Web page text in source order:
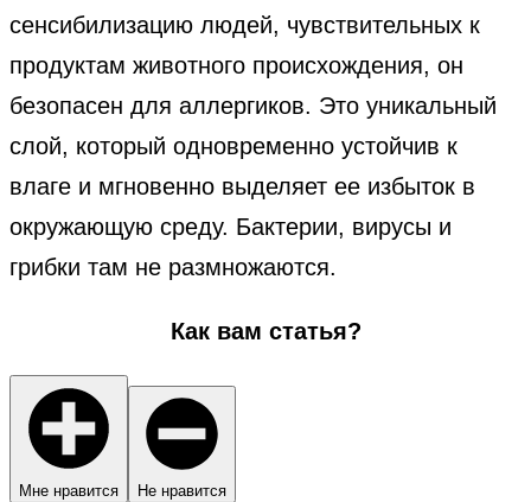
сенсибилизацию людей, чувствительных к
продуктам животного происхождения, он
безопасен для аллергиков. Это уникальный
слой, который одновременно устойчив к
влаге и мгновенно выделяет ее избыток в
окружающую среду. Бактерии, вирусы и
грибки там не размножаются.
Как вам статья?
Мне нравится Не нравится